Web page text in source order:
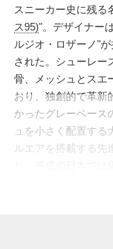
スニーカー史に残る
ス95)"。デザイナー
ルジオ・ロザーノ"
された。シューレー
骨、メッシュとスエ
おり、独創的で革新
かったグレーベース
ュを小さく配置す
ルエアを搭載する先